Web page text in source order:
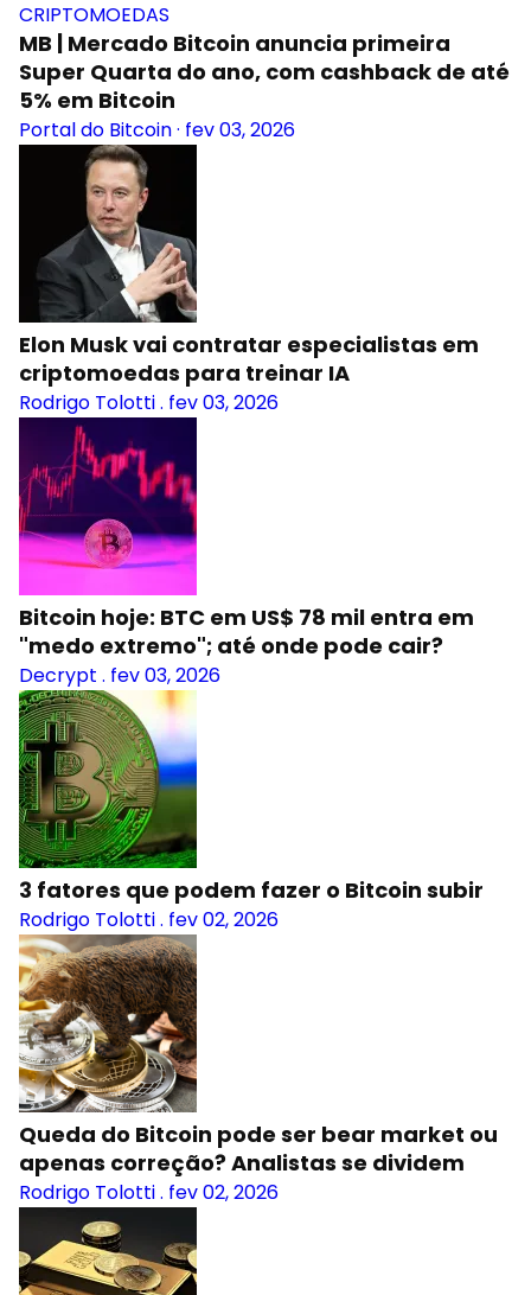
CRIPTOMOEDAS
MB | Mercado Bitcoin anuncia primeira
Super Quarta do ano, com cashback de até
5% em Bitcoin
Portal do Bitcoin· fev 03, 2026
Elon Musk vai contratar especialistas em
criptomoedas para treinar IA
Rodrigo Tolotti. fev 03, 2026
Bitcoin hoje: BTC em US$ 78 mil entra em
"medo extremo"; até onde pode cair?
Decrypt . fev 03, 2026
3 fatores que podem fazer o Bitcoin subir
Rodrigo Tolotti. fev 02, 2026
Queda do Bitcoin pode ser bear market ou
apenas correção? Analistas se dividem
Rodrigo Tolotti. fev 02, 2026